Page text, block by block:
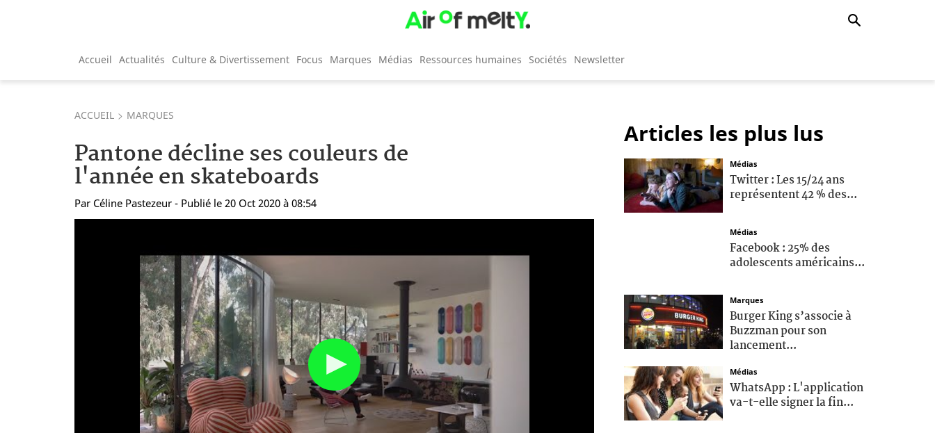
Accueil Actualités Culture & Divertissement Focus Marques Médias Ressources humaines Sociétés Newsletter
ACCUEIL MARQUES
Pantone décline ses couleurs de
l'année en skateboards
Par Céline Pastezeur - Publié le 20 Oct 2020 à 08:54
Articles les plus lus
Médias
Twitter : Les 15/24 ans
représentent 42 % des...
Médias
Facebook : 25% des
adolescents américains...
Marques
Burger King s’associe à
Buzzman pour son
lancement...
Médias
WhatsApp : L'application
va-t-elle signer la fin...